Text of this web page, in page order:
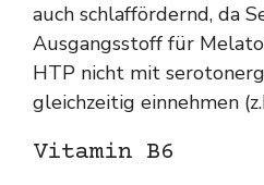
auch schlaffördernd, da
Ausgangsstoff für
HTP nicht mit
gleichzeitig einnehmen
Vitamin B6